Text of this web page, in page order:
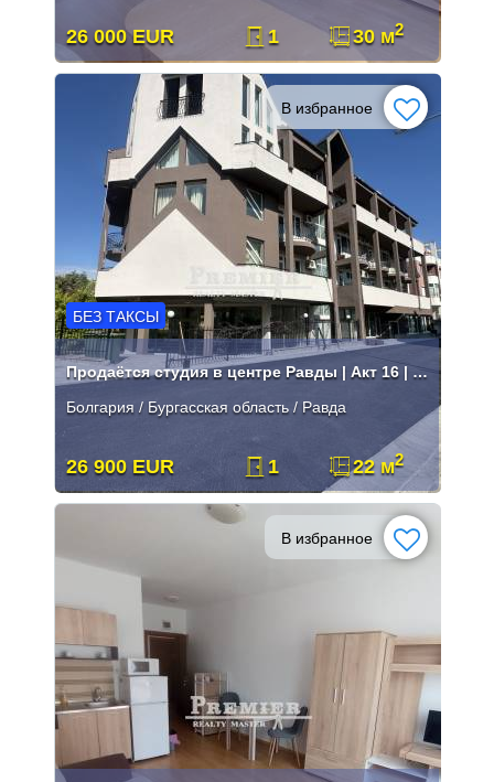
26 000 EUR 1 30 м2
В избранное
БЕЗ ТАКСЫ
Продаётся студия в центре Равды | Акт 16 | Без таксы
Болгария / Бургасская область / Равда
26 900 EUR 1 22 м2
В избранное